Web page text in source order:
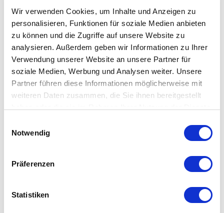
Wir verwenden Cookies, um Inhalte und Anzeigen zu
personalisieren, Funktionen für soziale Medien anbieten
zu können und die Zugriffe auf unsere Website zu
analysieren. Außerdem geben wir Informationen zu Ihrer
Verwendung unserer Website an unsere Partner für
soziale Medien, Werbung und Analysen weiter. Unsere
Partner führen diese Informationen möglicherweise mit
weiteren Daten zusammen, die Sie ihnen bereitgestellt
Notwendig
Präferenzen
Statistiken